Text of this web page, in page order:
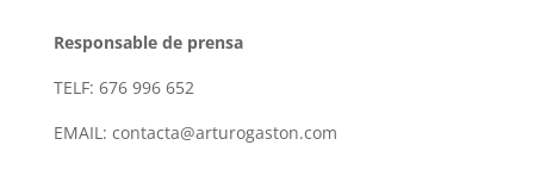
Responsable de prensa
TELF: 676 996 652
EMAIL: contacta@arturogaston.com